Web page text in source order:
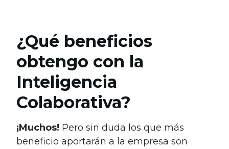
¿Qué beneficios
obtengo con la
Inteligencia
Colaborativa?
¡Muchos! Pero sin duda los que más
beneficio aportarán a la empresa son